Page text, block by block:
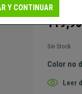
Sin Stock
Color no
Leer
Y CONTINUAR